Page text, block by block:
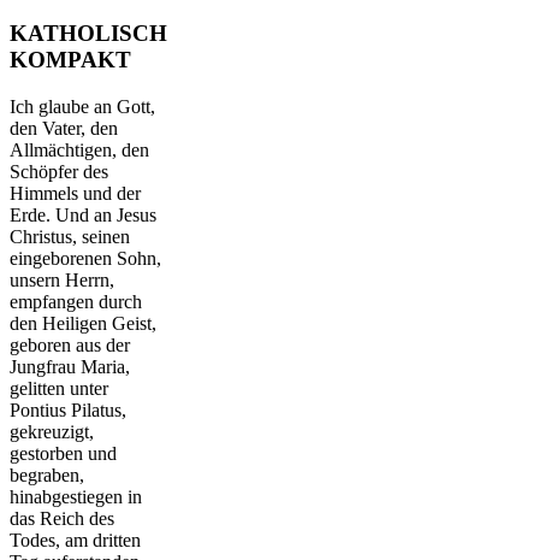
KATHOLISCH
KOMPAKT
Ich glaube an Gott,
den Vater, den
Allmächtigen, den
Schöpfer des
Himmels und der
Erde. Und an Jesus
Christus, seinen
eingeborenen Sohn,
unsern Herrn,
empfangen durch
den Heiligen Geist,
geboren aus der
Jungfrau Maria,
gelitten unter
Pontius Pilatus,
gekreuzigt,
gestorben und
begraben,
hinabgestiegen in
das Reich des
Todes, am dritten